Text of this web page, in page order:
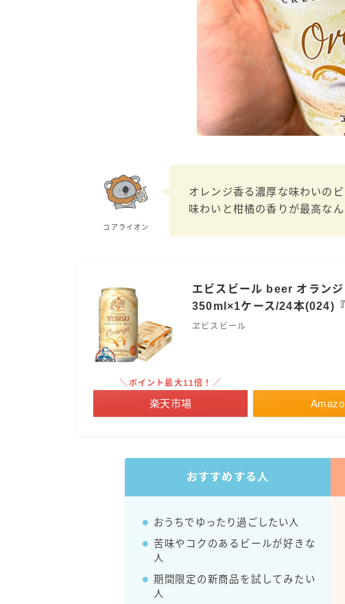
コアライオン
オレンジ香る濃厚な味わいの
味わいと柑橘の香りが最高なん
エビスビール beer オラン
350ml×1ケース/24本(024)
ヱビスビール
＼ポイント最大11倍！／
楽天市場
おすすめする人
おうちでゆったり過ごしたい人
苦味やコクのあるビールが好きな
人
期間限定の新商品を試してみたい
人